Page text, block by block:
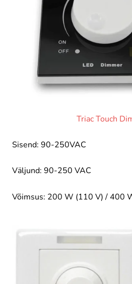
Triac Touch
Sisend: 90-250VAC
Väljund: 90-250 VAC
Võimsus: 200 W (110 V) / 400